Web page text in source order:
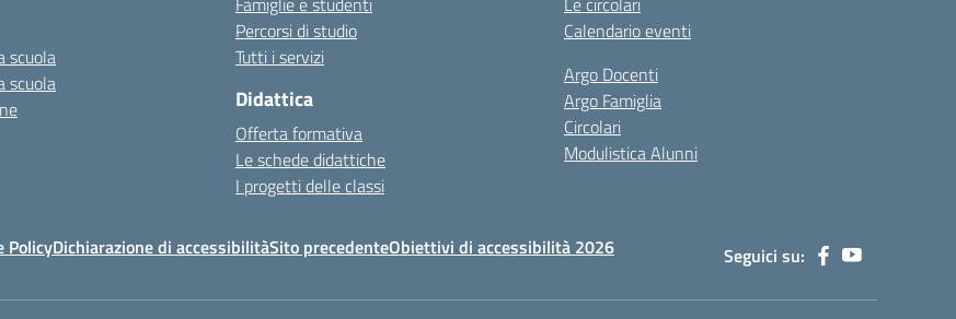
scuola
scuola
Percorsi di studio
Tutti i servizi
Didattica
Offerta formativa
Le schede didattiche
I progetti delle classi
Calendario eventi
Argo Docenti
Argo Famiglia
Circolari
Modulistica Alunni
PolicyDichiarazione di accessibilitàSito precedenteObiettivi di accessibilità 2026 Seguici su: